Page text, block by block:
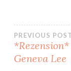
PREVIOUS POST
Geneva Lee